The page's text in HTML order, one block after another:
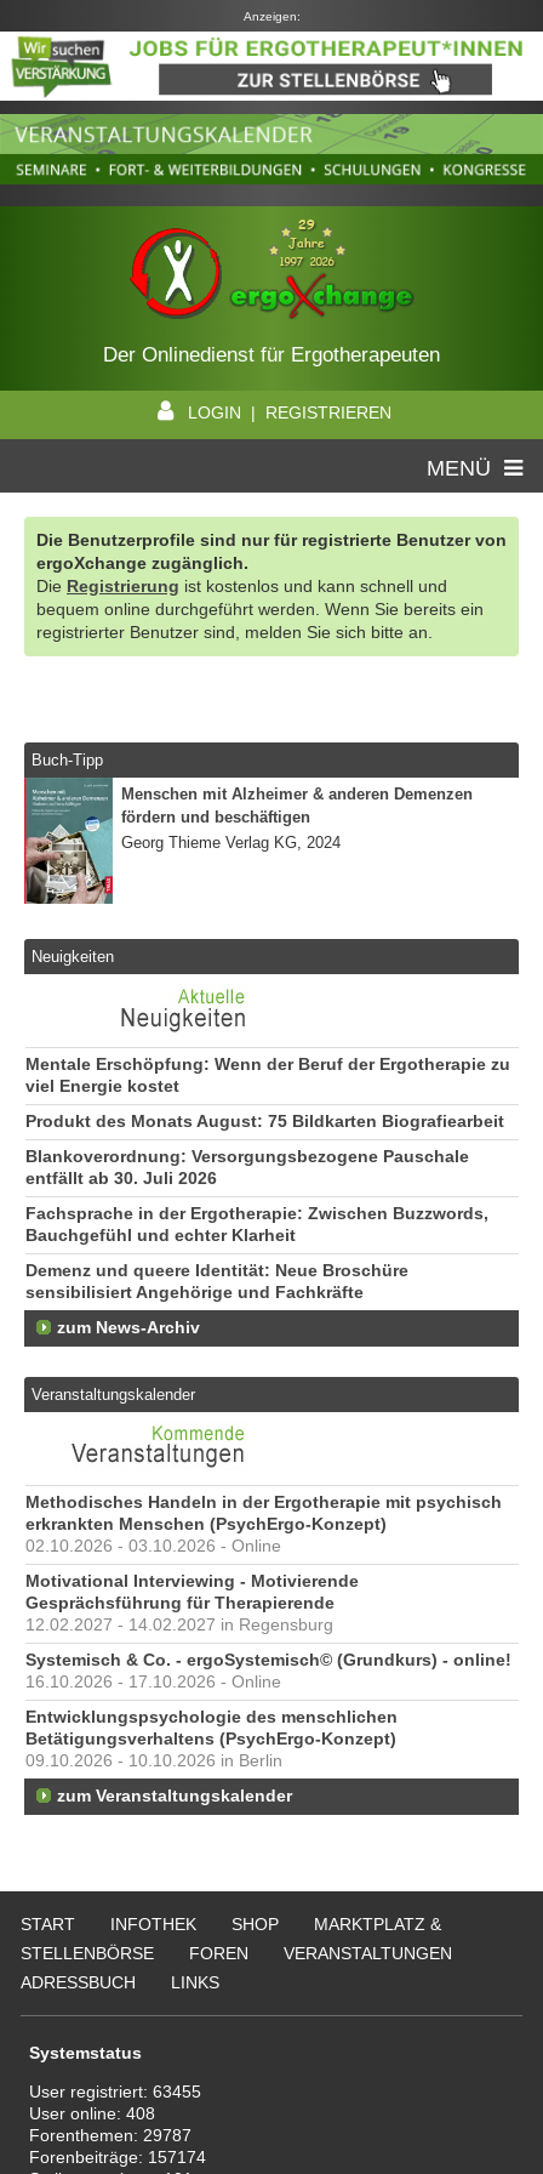
Anzeigen:
Der Onlinedienst für Ergotherapeuten
LOGIN | REGISTRIEREN
MENÜ
Die Benutzerprofile sind nur für registrierte Benutzer von
ergoXchange zugänglich.
Die Registrierung ist kostenlos und kann schnell und
bequem online durchgeführt werden. Wenn Sie bereits ein
registrierter Benutzer sind, melden Sie sich bitte an.
Buch-Tipp
Menschen mit Alzheimer & anderen Demenzen
fördern und beschäftigen
Georg Thieme Verlag KG, 2024
Neuigkeiten
Mentale Erschöpfung: Wenn der Beruf der Ergotherapie zu
viel Energie kostet
Produkt des Monats August: 75 Bildkarten Biografiearbeit
Blankoverordnung: Versorgungsbezogene Pauschale
entfällt ab 30. Juli 2026
Fachsprache in der Ergotherapie: Zwischen Buzzwords,
Bauchgefühl und echter Klarheit
Demenz und queere Identität: Neue Broschüre
sensibilisiert Angehörige und Fachkräfte
zum News-Archiv
Veranstaltungskalender
Methodisches Handeln in der Ergotherapie mit psychisch
erkrankten Menschen (PsychErgo-Konzept)
02.10.2026 - 03.10.2026 - Online
Motivational Interviewing - Motivierende
Gesprächsführung für Therapierende
12.02.2027 - 14.02.2027 in Regensburg
Systemisch & Co. - ergoSystemisch© (Grundkurs) - online!
16.10.2026 - 17.10.2026 - Online
Entwicklungspsychologie des menschlichen
Betätigungsverhaltens (PsychErgo-Konzept)
09.10.2026 - 10.10.2026 in Berlin
zum Veranstaltungskalender
START INFOTHEK SHOP
MARKTPLATZ &
STELLENBÖRSE
FOREN
VERANSTALTUNGEN
ADRESSBUCH
LINKS
Systemstatus
User registriert:63455
User online:408
Forenthemen: 29787
Forenbeiträge: 157174